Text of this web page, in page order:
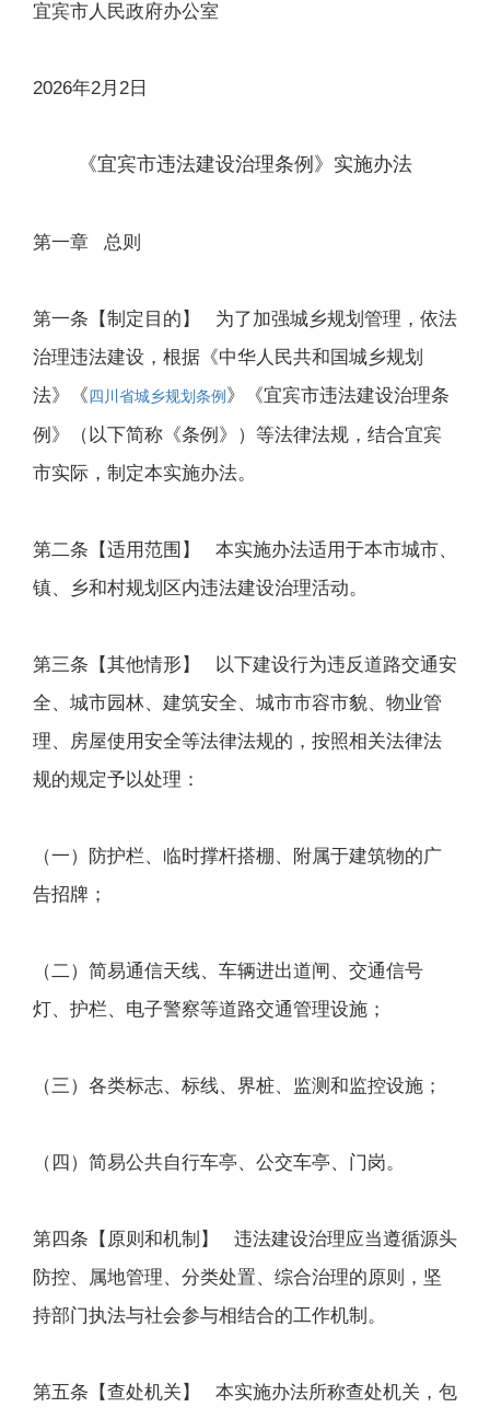
宜宾市人民政府办公室
2026年2月2日
《宜宾市违法建设治理条例》实施办法
第一章 总则
第一条【制定目的】 为了加强城乡规划管理，依法
治理违法建设，根据《中华人民共和国城乡规划
法》《四川省城乡规划条例 》《宜宾市违法建设治理条
例》（以下简称《条例》）等法律法规，结合宜宾
市实际，制定本实施办法。
第二条【适用范围】 本实施办法适用于本市城市、
镇、乡和村规划区内违法建设治理活动。
第三条【其他情形】 以下建设行为违反道路交通安
全、城市园林、建筑安全、城市市容市貌、物业管
理、房屋使用安全等法律法规的，按照相关法律法
规的规定予以处理：
（一）防护栏、临时撑杆搭棚、附属于建筑物的广
告招牌；
（二）简易通信天线、车辆进出道闸、交通信号
灯、护栏、电子警察等道路交通管理设施；
（三）各类标志、标线、界桩、监测和监控设施；
（四）简易公共自行车亭、公交车亭、门岗。
第四条【原则和机制】 违法建设治理应当遵循源头
防控、属地管理、分类处置、综合治理的原则，坚
持部门执法与社会参与相结合的工作机制。
第五条【查处机关】 本实施办法所称查处机关，包